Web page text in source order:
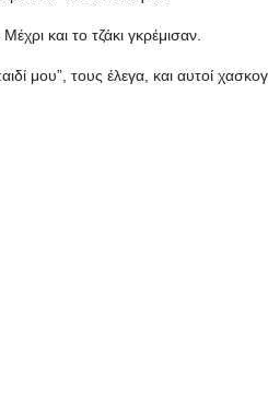
και το τζάκι γκρέμισαν.
μου”, τους έλεγα, και αυτοί